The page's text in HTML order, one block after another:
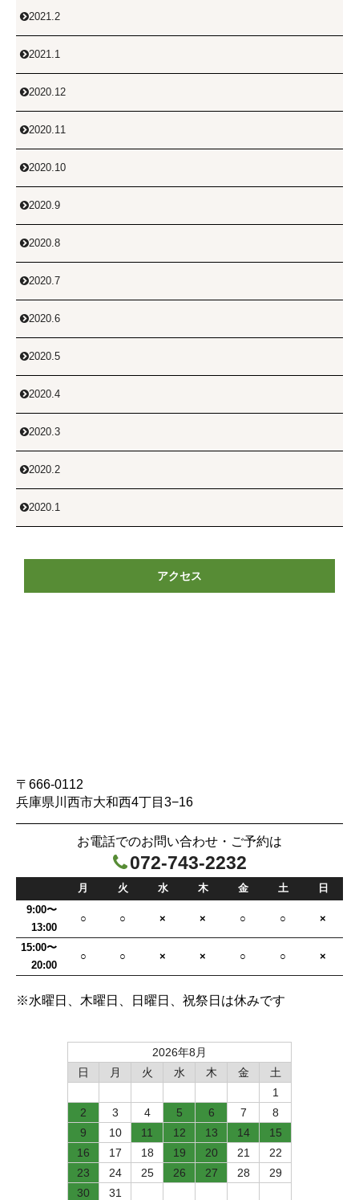
2021.2
2021.1
2020.12
2020.11
2020.10
2020.9
2020.8
2020.7
2020.6
2020.5
2020.4
2020.3
2020.2
2020.1
アクセス
〒666-0112
兵庫県川西市大和西4丁目3−16
お電話でのお問い合わせ・ご予約は
072-743-2232
月 火 水 木 金 土
日
9:00〜
13:00
○ ○ × × ○ ○ ×
15:00〜
20:00
○ ○ × × ○ ○ ×
※水曜日、木曜日、日曜日、祝祭日は休みです
2026年8月
日
月 火 水 木 金
土
1
2
3 4 5 6 7
8
9
10 11 12 13 14
15
16
17 18 19 20 21
22
23
24 25 26 27 28
29
30
31